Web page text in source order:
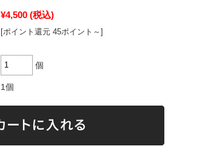
¥4,500 (税込)
[ポイント還元 45ポイント～]
個
1個